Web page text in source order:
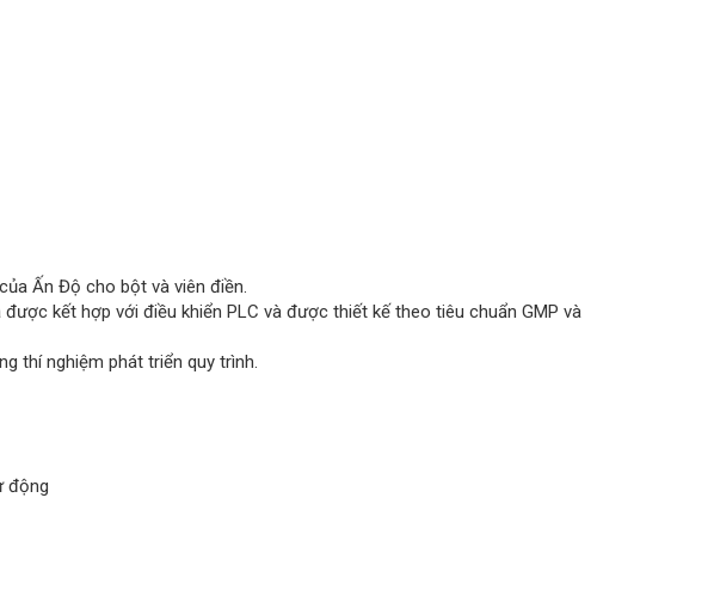
Ấn Độ cho bột và viên điền.
kết hợp với điều khiển PLC và được thiết kế theo tiêu chuẩn GMP và
thí nghiệm phát triển quy trình.
động